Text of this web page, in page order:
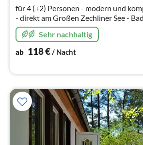
für 4 (+2) Personen - modern und
- direkt am Großen Zechliner See -
Wandern
Sehr nachhaltig
ab 118€/ Nacht